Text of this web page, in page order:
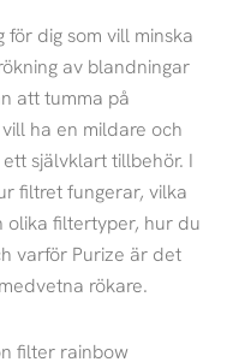
dig som vill minska
av blandningar
att tumma på
ha en mildare och
självklart tillbehör. I
filtret fungerar, vilka
filtertyper, hur du
varför Purize är det
rökare.